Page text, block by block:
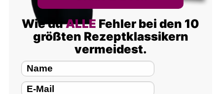
Wie duALLE Fehler bei den 10
größten Rezeptklassikern
vermeidest.